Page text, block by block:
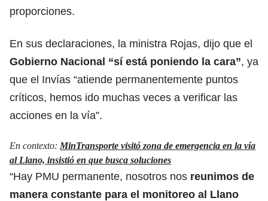
proporciones.
En sus declaraciones, la ministra Rojas, dijo que el
Gobierno Nacional “sí está poniendo la cara”, ya
que el Invías “atiende permanentemente puntos
críticos, hemos ido muchas veces a verificar las
acciones en la vía”.
En contexto: MinTransporte visitó zona de emergencia en la vía
al Llano, insistió en que busca soluciones
“Hay PMU permanente, nosotros nos reunimos de
manera constante para el monitoreo al Llano